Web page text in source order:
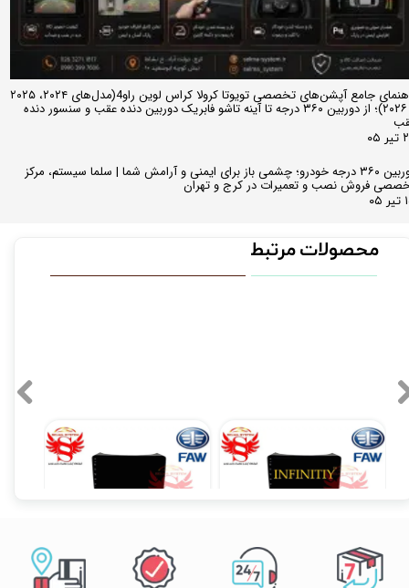
راهنمای جامع آپشن‌های تخصصی تویوتا کرولا کراس لوین راو4(مدل‌های ۲۰۲۴، ۲۰۲۵
و ۲۰۲۶)؛ از دوربین ۳۶۰ درجه تا آینه تاشو فابریک دوربین دنده عقب و سنسور دنده
دوربین ۳۶۰ درجه خودرو؛ چشمی باز برای ایمنی و آرامش شما | سلما سیستم، مرکز
فروش نصب و تعمیرات در کرج و تهران
محصولات مرتبط
مانیتور فابریک بسترن B50 اندرویدی فولتاچ مدل PM
۱۲,۹۰۰,۰۰۰ تومان
مانیتور فابریک اینفینیتی بسترن B50 اندروید فولتاچ مدل Pro
۱۵,۹۰۰,۰۰۰ تومان